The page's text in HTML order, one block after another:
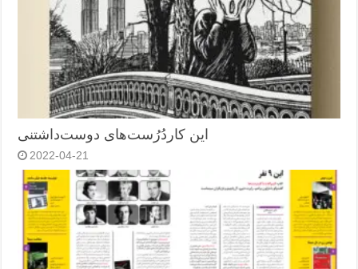
این کاردُرُست‌های دوست‌داشتنی
2022-04-21